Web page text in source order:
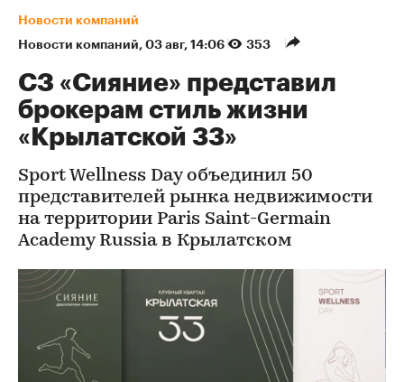
Новости компаний
Новости компаний⁠, 03 авг, 14:06 353
СЗ «Сияние» представил
брокерам стиль жизни
«Крылатской 33»
Sport Wellness Day объединил 50
представителей рынка недвижимости
на территории Paris Saint-Germain
Academy Russia в Крылатском